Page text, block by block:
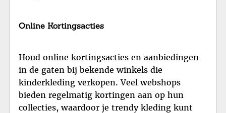
Online Kortingsacties
Houd online kortingsacties en aanbiedingen
in de gaten bij bekende winkels die
kinderkleding verkopen. Veel webshops
bieden regelmatig kortingen aan op hun
collecties, waardoor je trendy kleding kunt